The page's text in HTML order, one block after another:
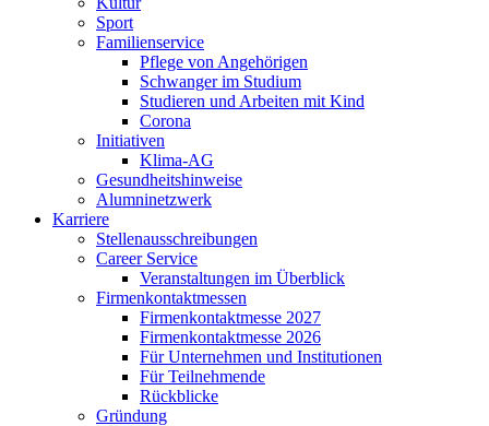
Sport
Familienservice
Pflege von Angehörigen
Schwanger im Studium
Studieren und Arbeiten mit Kind
Corona
Initiativen
Klima-AG
Gesundheitshinweise
Alumninetzwerk
Karriere
Stellenausschreibungen
Career Service
Veranstaltungen im Überblick
Firmenkontaktmessen
Firmenkontaktmesse 2027
Firmenkontaktmesse 2026
Für Unternehmen und Institutionen
Für Teilnehmende
Rückblicke
Gründung